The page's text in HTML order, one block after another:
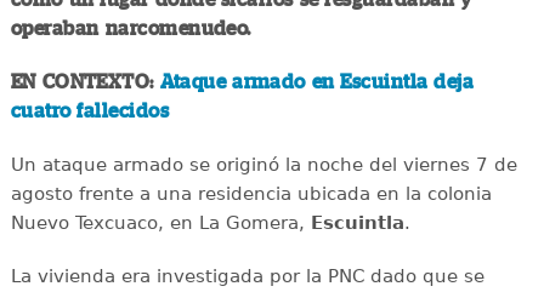
operaban narcomenudeo.
EN CONTEXTO: Ataque armado en Escuintla deja
cuatro fallecidos
Un ataque armado se originó la noche del viernes 7 de
agosto frente a una residencia ubicada en la colonia
Nuevo Texcuaco, en La Gomera, Escuintla.
La vivienda era investigada por la PNC dado que se